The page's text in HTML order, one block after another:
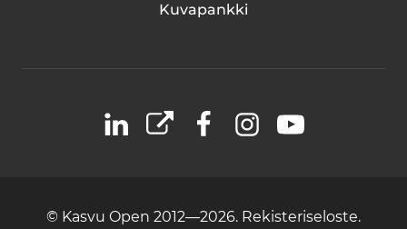
Kuvapankki
LinkedIn
X FacebookInstagramYouTube
© Kasvu Open 2012—2026. Rekisteriseloste.